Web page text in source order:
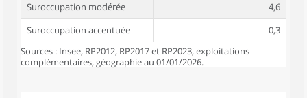
Suroccupation modérée
4,6
Suroccupation accentuée
0,3
Sources : Insee, RP2012, RP2017 et RP2023, exploitations
complémentaires, géographie au 01/01/2026.